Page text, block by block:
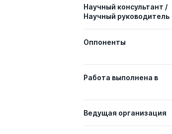
Научный консультант /
Научный руководитель
Оппоненты
Работа выполнена в
Ведущая организация